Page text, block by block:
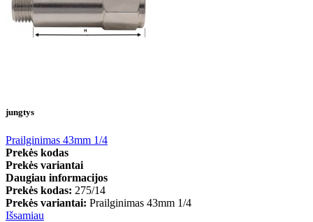
jungtys
Prailginimas 43mm 1/4
Prekės kodas
Prekės variantai
Daugiau informacijos
Prekės kodas: 275/14
Prekės variantai: Prailginimas 43mm 1/4
Išsamiau